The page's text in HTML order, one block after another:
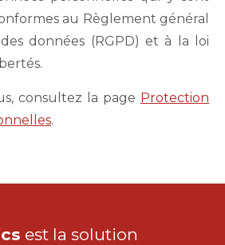
au Règlement général
données (RGPD) et à la loi
consultez la page Protection
.
est la solution